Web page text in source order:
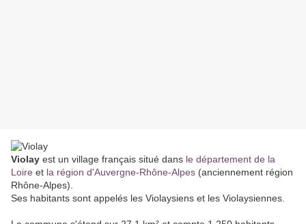
Violay est un village français situé dans le département de la
Loire et la région d'Auvergne-Rhône-Alpes (anciennement région
Rhône-Alpes).
Ses habitants sont appelés les Violaysiens et les Violaysiennes.